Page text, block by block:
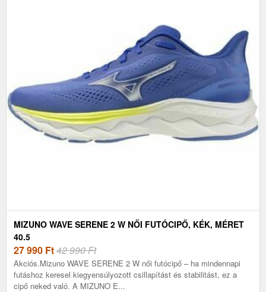
MIZUNO WAVE SERENE 2 W NŐI FUTÓCIPŐ, KÉK, MÉRET
40.5
27 990 Ft42 990 Ft
Akciós.Mizuno WAVE SERENE 2 W női futócipő – ha mindennapi
futáshoz keresel kiegyensúlyozott csillapítást és stabilitást, ez a
cipő neked való. A MIZUNO E...